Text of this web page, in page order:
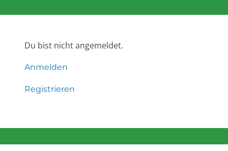
Du bist nicht angemeldet.
Anmelden
Registrieren